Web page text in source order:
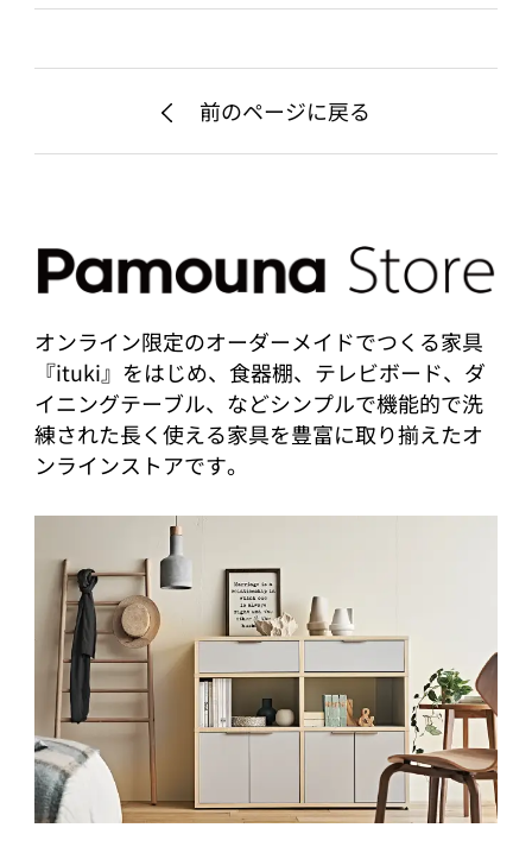
前のページに戻る
オンライン限定のオーダーメイドでつくる家具
『ituki』をはじめ、食器棚、テレビボード、ダ
イニングテーブル、などシンプルで機能的で洗
練された長く使える家具を豊富に取り揃えたオ
ンラインストアです。